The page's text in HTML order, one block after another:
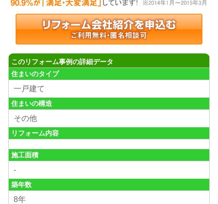
このリフォーム事例の詳細データ
住まいのタイプ
一戸建て
住まいの構造
その他
リフォーム内容
施工面積
-
築年数
8年